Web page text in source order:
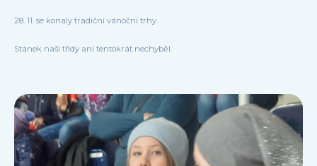
28. 11. se konaly tradiční vánoční trhy.
Stánek naší třídy ani tentokrát nechyběl.